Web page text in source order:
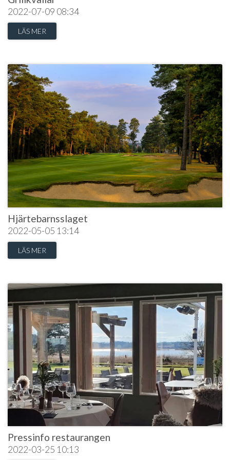
2022-07-09 08:34
LÄS MER
Hjärtebarnsslaget
2022-05-05 13:14
LÄS MER
Pressinfo restaurangen
2022-03-25 10:13